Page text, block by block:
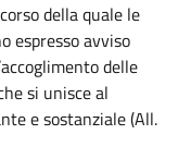
della quale le
espresso avviso
delle
si unisce al
e sostanziale (All.